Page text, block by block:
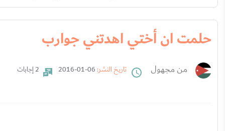
حلمت ان أختي اهدتني جوارب
من مجهول تاريخ النشر: 2 إجابات